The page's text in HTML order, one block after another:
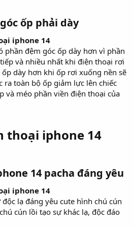
ốp phải dày
iphone 14
phần đệm góc ốp dày hơn vì phần
và nhiều nhất khi điện thoại rơi
dày hơn khi ốp rơi xuống nền sẽ
ra toàn bộ ốp giảm lực lên chiếc
và méo phần viền điện thoại của
thoại iphone 14
14 pacha đáng yêu
iphone 14
lạ đáng yêu cute hình chú cún
cún lồi tạo sự khác lạ, độc đáo